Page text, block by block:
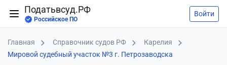
Податьвсуд.РФ
Российское ПО
Войти
Главная Справочник судов РФ
Карелия
Мировой судебный участок №3 г. Петрозаводска